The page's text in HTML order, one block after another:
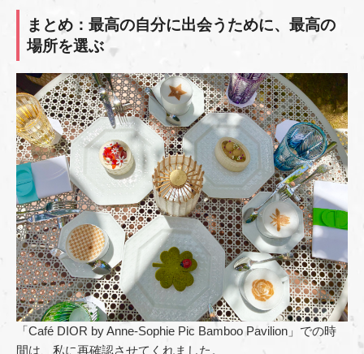
まとめ：最高の自分に出会うために、最高の
場所を選ぶ
「Café DIOR by Anne-Sophie Pic Bamboo Pavilion」での時
間は、私に再確認させてくれました。